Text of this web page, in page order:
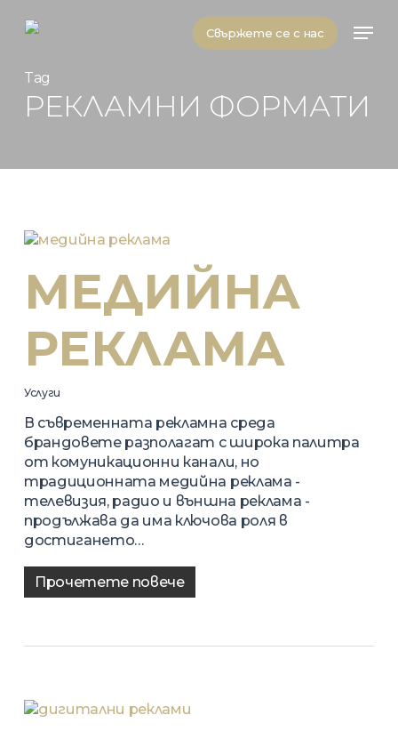
Свържете се с нас
Tag
РЕКЛАМНИ ФОРМАТИ
МЕДИЙНА
РЕКЛАМА
Услуги
В съвременната рекламна среда
брандовете разполагат с широка палитра
от комуникационни канали, но
традиционната медийна реклама -
телевизия, радио и външна реклама -
продължава да има ключова роля в
достигането…
Прочетете повече